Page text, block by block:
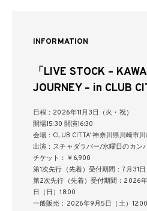
INFORMATION
「LIVE STOCK –
JOURNEY – in CLUB
日程：2026年11月3日（火・祝）
開場15:30 開演16:30
会場：CLUB CITTA’ 神奈川県川崎市
出演：スチャダラパー/水曜日のカ
チケット：￥6,900
第1次先行（先着）受付期間：7月31
第2次先行（先着）受付期間：2026
日（日）18:00
一般販売：2026年9月5日（土）